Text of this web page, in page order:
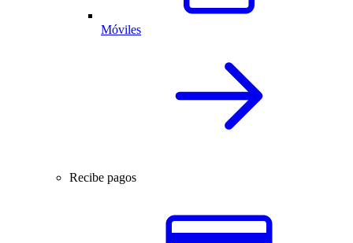
Móviles
Recibe pagos